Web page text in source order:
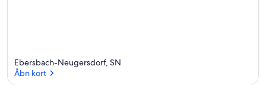
Ebersbach-Neugersdorf, SN
Åbn kort